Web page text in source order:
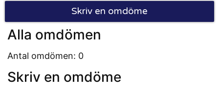
Skriv en omdöme
Alla omdömen
Antal omdömen: 0
Skriv en omdöme